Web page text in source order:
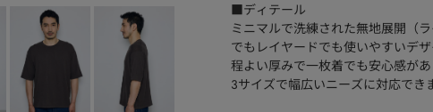
■ディテール
ミニマルで洗練された無地展開（
でもレイヤードでも使いやすいデザ
程よい厚みで一枚着でも安心感が
3サイズで幅広いニーズに対応でき